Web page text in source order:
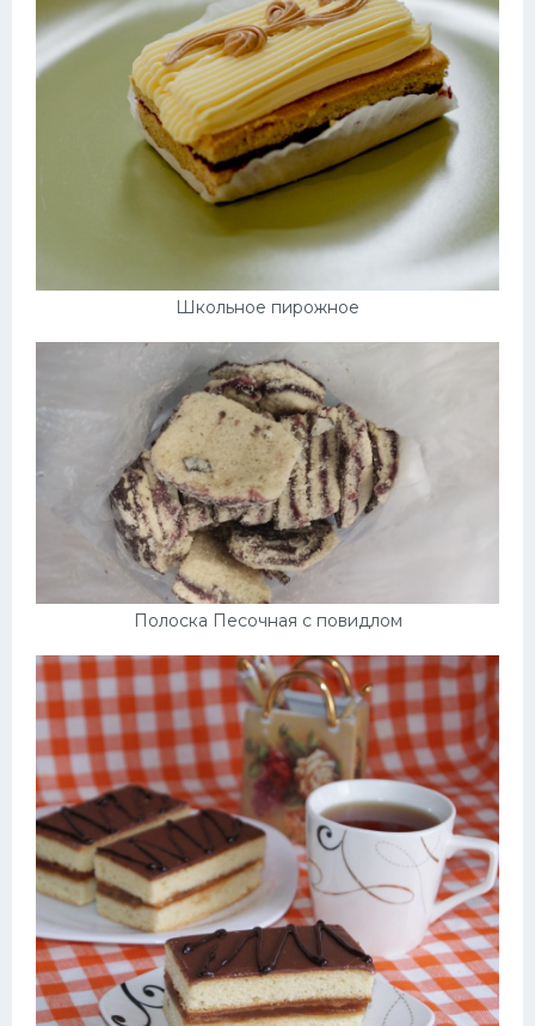
Школьное пирожное
Полоска Песочная с повидлом